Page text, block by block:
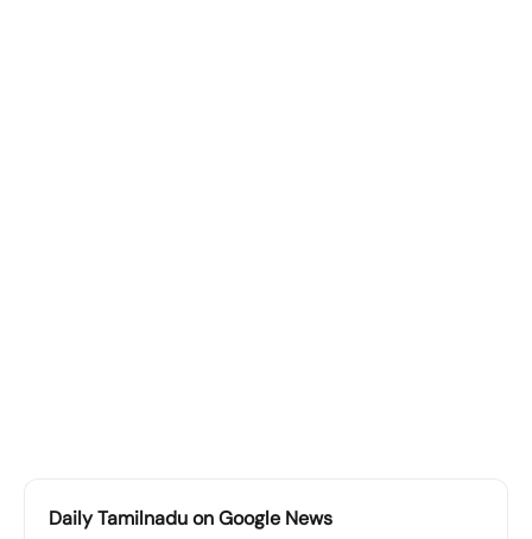
Daily Tamilnadu on Google News